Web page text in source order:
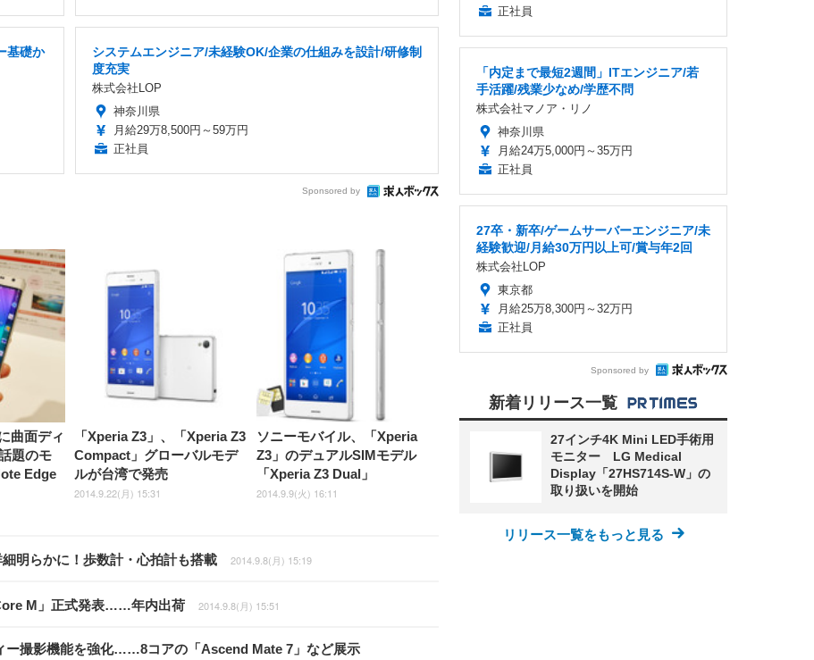
基礎か
システムエンジニア/未経験OK/企業の仕組みを設計/研修制
度充実
株式会社LOP
神奈川県
月給29万8,500円～59万円
正社員
Sponsored by
曲面ディ
題のモ
Edge
「Xperia Z3」、「Xperia Z3
Compact」グローバルモデ
ルが台湾で発売
2014.9.22(月) 15:31
ソニーモバイル、「Xperia
Z3」のデュアルSIMモデル
「Xperia Z3 Dual」
2014.9.9(火) 16:11
明らかに！歩数計・心拍計も搭載 2014.9.8(月) 15:19
M」正式発表……年内出荷 2014.9.8(月) 15:51
ー撮影機能を強化……8コアの「Ascend Mate 7」など展示
正社員
「内定まで最短2週間」ITエンジニア/若
手活躍/残業少なめ/学歴不問
株式会社マノア・リノ
神奈川県
月給24万5,000円～35万円
正社員
27卒・新卒/ゲームサーバーエンジニア/未
経験歓迎/月給30万円以上可/賞与年2回
株式会社LOP
東京都
月給25万8,300円～32万円
正社員
Sponsored by
新着リリース一覧
27インチ4K Mini LED手術用
モニター LG Medical
Display「27HS714S-W」の
取り扱いを開始
リリース一覧をもっと見る